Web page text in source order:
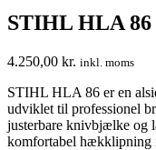
STIHL HLA
4.250,00 kr. inkl. moms
STIHL HLA 86 er en
udviklet til professionel
justerbare knivbjælke og
komfortabel hækklipning